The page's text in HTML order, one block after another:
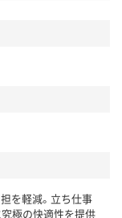
を軽減。立ち仕事
究極の快適性を提供